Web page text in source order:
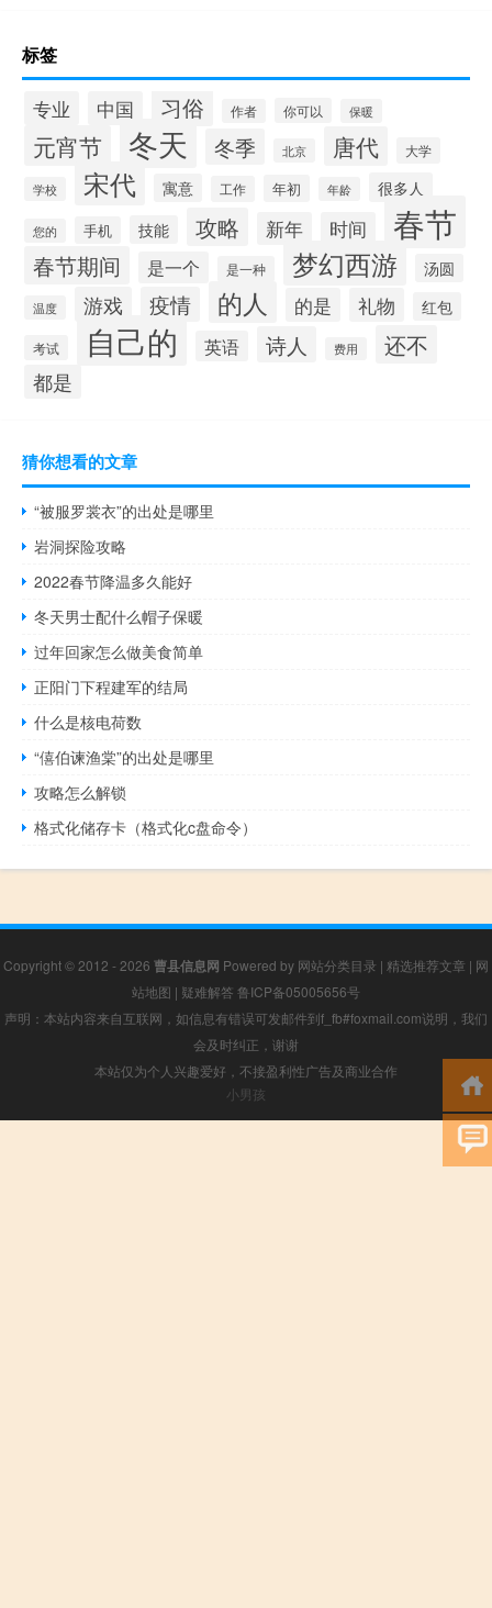
标签
专业 中国 习俗 作者 你可以 保暖
元宵节 冬天 冬季 北京 唐代 大学
学校 宋代 寓意 工作 年初 年龄 很多人
您的 手机 技能 攻略 新年 时间 春节
春节期间 是一个 是一种 梦幻西游 汤圆
温度 游戏 疫情 的人 的是 礼物 红包
考试 自己的 英语 诗人 费用 还不
都是
猜你想看的文章
“被服罗裳衣”的出处是哪里
岩洞探险攻略
2022春节降温多久能好
冬天男士配什么帽子保暖
过年回家怎么做美食简单
正阳门下程建军的结局
什么是核电荷数
“僖伯谏渔棠”的出处是哪里
攻略怎么解锁
格式化储存卡（格式化c盘命令）
Copyright © 2012 - 2026 曹县信息网 Powered by 网站分类目录 | 精选推荐文章 | 网
站地图 | 疑难解答 鲁ICP备05005656号
声明：本站内容来自互联网，如信息有错误可发邮件到f_fb#foxmail.com说明，我们
会及时纠正，谢谢
本站仅为个人兴趣爱好，不接盈利性广告及商业合作
小男孩